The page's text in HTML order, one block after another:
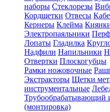
наборы Стеклорезы
Кордщетки Отвесы
Кернеры Клейма
Электропаяльники
Лопаты Гладилка
Надфили Напильники
Отвертки Плоскогубцы
Рамки ножовочные
Экстракторы Щетки
инструментальные
Трубообрабатывающий
(монтировка)